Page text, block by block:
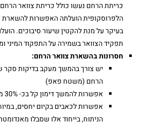
כריתת הרחם נעשו כולל כריתת צוואר
הלפרוסקופית הועלתה האפשרות להשארת
בעיקר על מנת להקטין שיעור סיבוכים.
תפקיד הצוואר בשמירה על התפקוד המיני
חסרונות בהשארת צוואר הרחם:
יש צורך בהמשך מעקב בדיקות
הרחם (משטח פאפ)
אפשרות להמשך דימון קל בכ- 30% מהנשים.
אפשרות לכאבים בקיום יחסים,
הניתוח, בייחוד אלו שסבלו